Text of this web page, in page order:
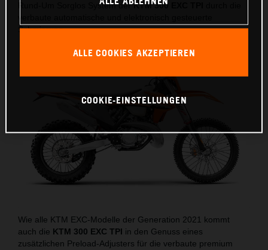
Rund-Um Sorglos System derKTM 300 EXC TPI
Schmierung.
Wie alle KTM EXC-Modelle der Generation 2021 kommt
auch die KTM 300 EXC TPI in den Genuss eines
zusätzlichen Preload-Adjusters für die verbaute premium
ALLE COOKIES AKZEPTIEREN
COOKIE-EINSTELLUNGEN